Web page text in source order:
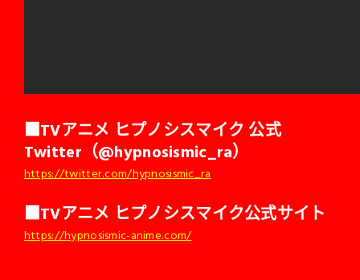
■TVアニメ ヒプノシスマイク 公式
Twitter（@hypnosismic_ra）
https://twitter.com/hypnosismic_ra
■TVアニメ ヒプノシスマイク公式サイト
https://hypnosismic-anime.com/